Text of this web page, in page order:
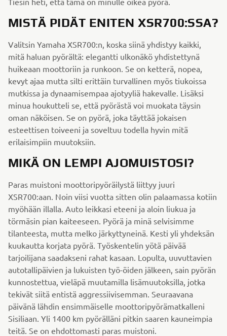
MISTÄ PIDÄT ENITEN XSR700:SSA?
Valitsin Yamaha XSR700:n, koska siinä yhdistyy kaikki,
mitä haluan pyörältä: elegantti ulkonäkö yhdistettynä
huikeaan moottoriin ja runkoon. Se on ketterä, nopea,
kevyt ajaa mutta silti erittäin turvallinen myös tiukoissa
mutkissa ja dynaamisempaa ajotyyliä hakevalle. Lisäksi
minua houkutteli se, että pyörästä voi muokata täysin
oman näköisen. Se on pyörä, joka täyttää jokaisen
esteettisen toiveeni ja soveltuu todella hyvin mitä
erilaisimpiin muutoksiin.
MIKÄ ON LEMPI AJOMUISTOSI?
Paras muistoni moottoripyöräilystä liittyy juuri
XSR700:aan. Noin viisi vuotta sitten olin palaamassa kotiin
myöhään illalla. Auto leikkasi eteeni ja aloin liukua ja
törmäsin pian kaiteeseen. Pyörä ja minä selvisimme
tilanteesta, mutta melko järkyttyneinä. Kesti yli yhdeksän
kuukautta korjata pyörä. Työskentelin yötä päivää
tarjoilijana saadakseni rahat kasaan. Lopulta, uuvuttavien
autotallipäivien ja lukuisten työ-öiden jälkeen, sain pyörän
kunnostettua, vieläpä muutamilla lisämuutoksilla, jotka
tekivät siitä entistä aggressiivisemman. Seuraavana
päivänä lähdin ensimmäiselle moottoripyörämatkalleni
Sisiliaan. Yli 1400 km pyörälläni pitkin saaren kauneimpia
teitä. Se on ehdottomasti paras muistoni.